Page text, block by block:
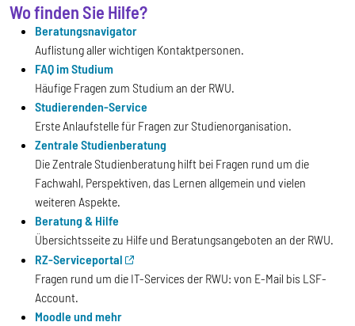
Wo finden Sie Hilfe?
Beratungsnavigator
Auflistung aller wichtigen Kontaktpersonen.
FAQ im Studium
Häufige Fragen zum Studium an der RWU.
Studierenden-Service
Erste Anlaufstelle für Fragen zur Studienorganisation.
Zentrale Studienberatung
Die Zentrale Studienberatung hilft bei Fragen rund um die
Fachwahl, Perspektiven, das Lernen allgemein und vielen
weiteren Aspekte.
Beratung & Hilfe
Übersichtsseite zu Hilfe und Beratungsangeboten an der RWU.
RZ-Serviceportal
Fragen rund um die IT-Services der RWU: von E-Mail bis LSF-
Account.
Moodle und mehr